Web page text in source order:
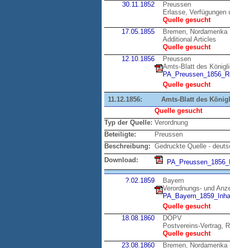
30.11.1852
Preussen
Erlasse,
Quelle gesucht
17.05.1855
Bremen, Nordamerika
Additional Articles
Quelle gesucht
12.10.1856
Preussen
Amts-Blatt des
Quelle gesucht
11.12.1856:
Amts-Blatt des
Quelle gesucht
Typ der Quelle: Verordnung
Beteiligte:
Preussen
Beschreibung: Gedruckte Quelle -
Download:
?.02.1859
Bayern
Verordnungs- und
Quelle gesucht
18.08.1860
DÖPV
Postvereins-Vertrag,
Quelle gesucht
23.08.1860
Bremen, Nordamerika